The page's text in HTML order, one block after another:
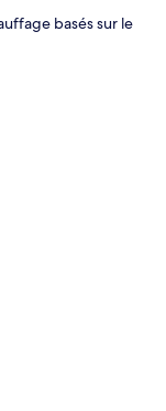
basés sur le